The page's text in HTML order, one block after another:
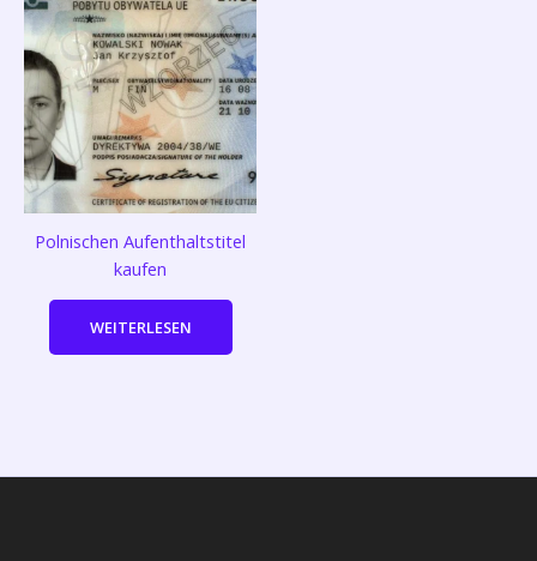
Polnischen Aufenthaltstitel
kaufen
WEITERLESEN